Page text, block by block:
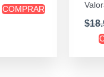
COMPRAR
$